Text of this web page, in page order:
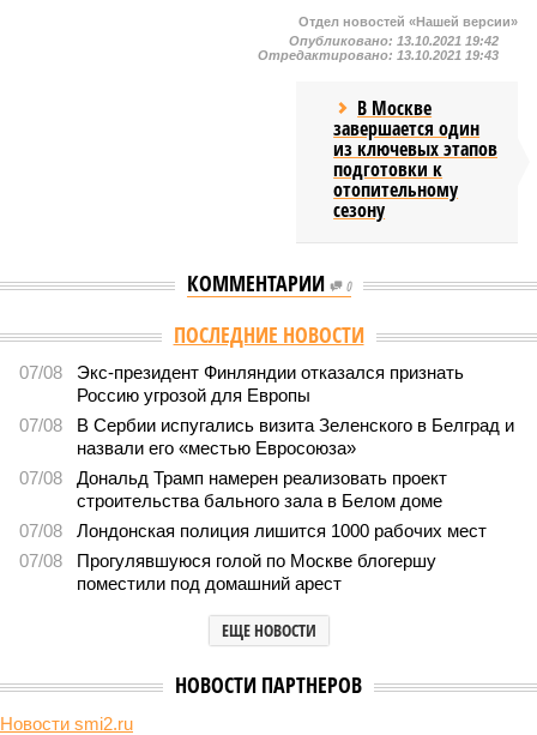
Отдел новостей «Нашей версии»
Опубликовано: 13.10.2021 19:42
Отредактировано: 13.10.2021 19:43
В Москве
завершается один
из ключевых этапов
подготовки к
отопительному
сезону
КОММЕНТАРИИ 0
ПОСЛЕДНИЕ НОВОСТИ
07/08
Экс-президент Финляндии отказался признать
Россию угрозой для Европы
07/08
В Сербии испугались визита Зеленского в Белград и
назвали его «местью Евросоюза»
07/08
Дональд Трамп намерен реализовать проект
строительства бального зала в Белом доме
07/08
Лондонская полиция лишится 1000 рабочих мест
07/08
Прогулявшуюся голой по Москве блогершу
поместили под домашний арест
ЕЩЕ НОВОСТИ
НОВОСТИ ПАРТНЕРОВ
Новости smi2.ru